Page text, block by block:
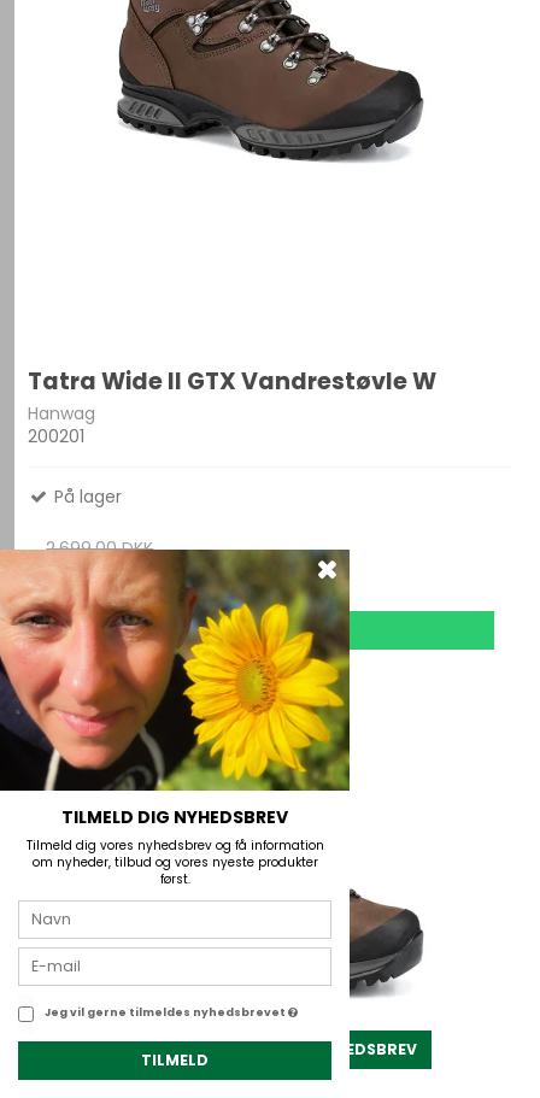
Tatra Wide II GTX Vandrestøvle W
Hanwag
200201
På lager
2.699,00 DKK
2.199,00 DKK
VIS PRODUKT
TILBUD
TILMELD DIG NYHEDSBREV
Tilmeld dig vores nyhedsbrev og få information
om nyheder, tilbud og vores nyeste produkter
først.
Jeg vil gerne tilmeldes nyhedsbrevet
TILMELD
TILMELD NYHEDSBREV